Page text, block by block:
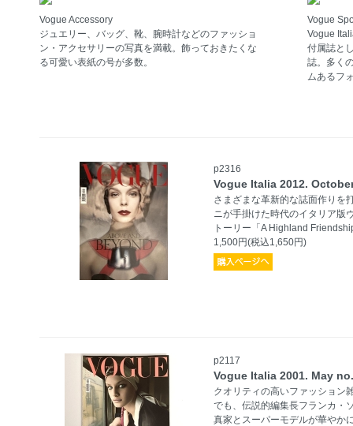
Vogue Accessory
ジュエリー、バッグ、靴、腕時計などのファッショ
ン・アクセサリーの写真を満載。飾っておきたくな
る可愛い表紙の号が多数。
Vogue
Vogue
付属誌と
誌。多く
ムあるフ
p2316
Vogue Italia 2012.
さまざまな革新的な誌面作りを
ニが手掛けた時代のイタリア版
トーリー「A Highland
1,500円(税込1,650円)
p2117
Vogue Italia 2001. May
クオリティの高いファッション
でも、伝説的編集長フランカ・
真家とスーパーモデルが華やか